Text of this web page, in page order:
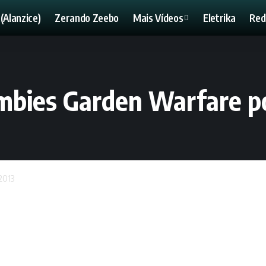
Zerando Zeebo Mais Vídeos Eletrika
Garden Warfare